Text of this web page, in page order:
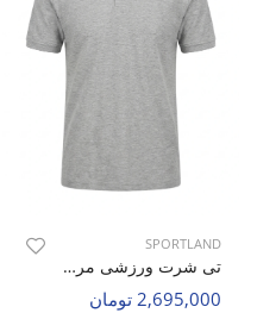
SPORTLAND
تی شرت ورزشی مردانه اسپورتلند SHIFT Active M
2,695,000 تومان